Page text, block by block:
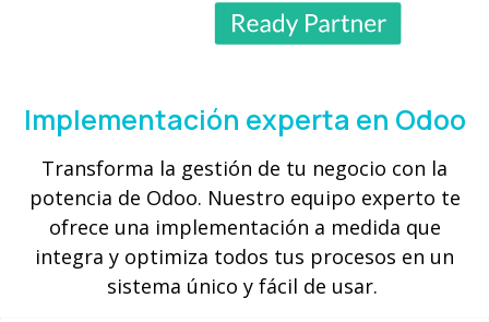
Implementación experta en Odoo
Transforma la gestión de tu negocio con la
potencia de Odoo. Nuestro equipo experto te
ofrece una implementación a medida que
integra y optimiza todos tus procesos en un
sistema único y fácil de usar.